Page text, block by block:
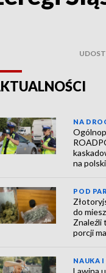
NA
na
POD
do
Znaleźli
porcji
NAUKA
Lawina